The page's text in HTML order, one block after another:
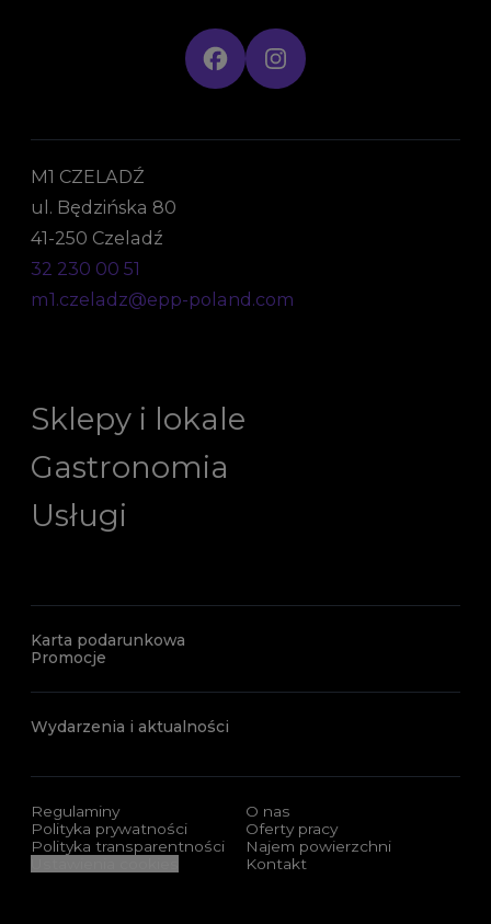
M1 CZELADŹ
ul. Będzińska 80
41-250 Czeladź
32 230 00 51
m1.czeladz@epp-poland.com
Sklepy i lokale
Gastronomia
Usługi
Karta podarunkowa
Promocje
Wydarzenia i aktualności
Regulaminy
Polityka prywatności
Polityka transparentności
O nas
Oferty pracy
Najem powierzchni
Kontakt